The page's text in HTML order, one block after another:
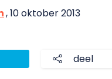
, 10 oktober 2013
deel